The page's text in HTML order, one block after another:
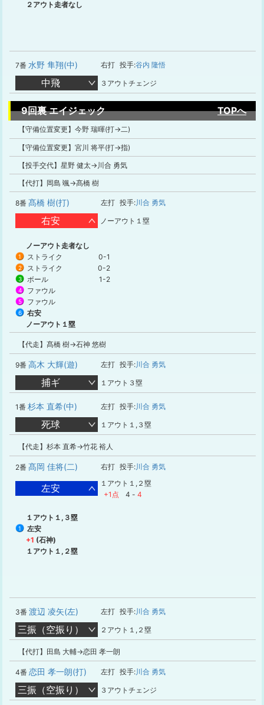
２アウト走者なし
7番 水野 隼翔(中) 右打 投手:谷内 隆悟
中飛 ３アウトチェンジ
9回裏 エイジェック TOPへ
【守備位置変更】今野 瑞暉(打→二)
【守備位置変更】宮川 将平(打→指)
【投手交代】星野 健太→川合 勇気
【代打】岡島 颯→髙橋 樹
8番 髙橋 樹(打) 左打 投手:川合 勇気
右安 ノーアウト１塁
ノーアウト走者なし
1 ストライク 0-1
2 ストライク 0-2
3 ボール 1-2
4 ファウル
5 ファウル
6
右安
ノーアウト１塁
【代走】髙橋 樹→石神 悠樹
9番 高木 大輝(遊) 左打 投手:川合 勇気
捕ギ １アウト３塁
1番 杉本 直希(中) 左打 投手:川合 勇気
死球 １アウト１,３塁
【代走】杉本 直希→竹花 裕人
2番 髙岡 佳将(二) 右打 投手:川合 勇気
左安
１アウト１,２塁
+1点
4 - 4
１アウト１,３塁
1
左安
+1 (石神)
１アウト１,２塁
3番 渡辺 凌矢(左) 左打 投手:川合 勇気
三振（空振り） ２アウト１,２塁
【代打】田島 大輔→恋田 孝一朗
4番 恋田 孝一朗(打) 左打 投手:川合 勇気
三振（空振り） ３アウトチェンジ